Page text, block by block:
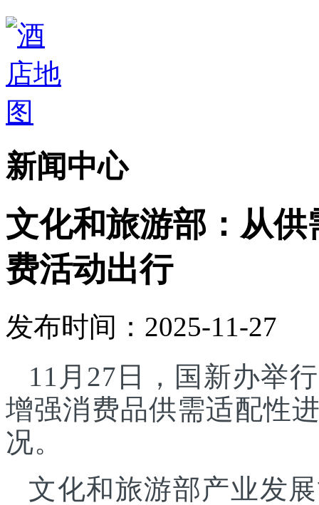
新闻中心
文化和旅游部：从
费活动出行
发布时间：2025-11-27
11月27日，国新办举
增强消费品供需适配性
况。
文化和旅游部产业发